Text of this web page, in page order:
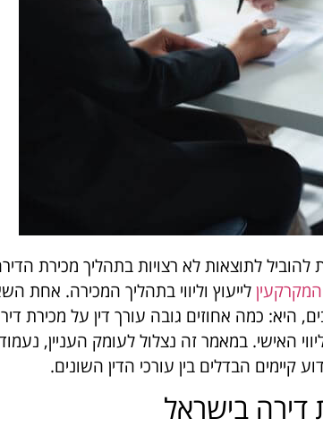
לתוצאות לא רצויות בתהליך מכירת
לייעוץ וליווי בתהליך המכירה. אחת
היא: כמה אחוזים גובה עורך דין על מכירת
האישי. במאמר זה נצלול לעומק העניין,
הבדלים בין עורכי הדין השונים.
בישראל